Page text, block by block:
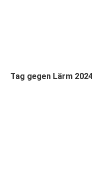
Tag gegen Lärm